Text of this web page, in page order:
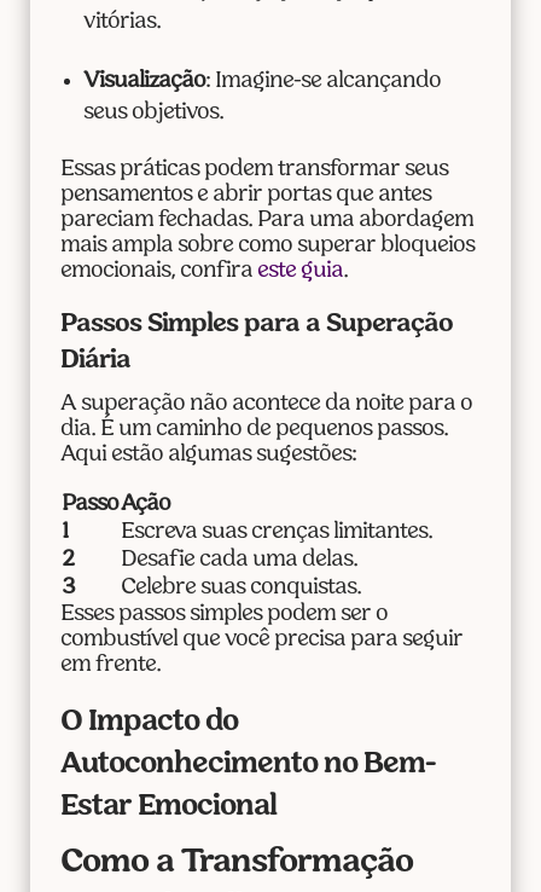
vitórias.
Visualização: Imagine-se alcançando
seus objetivos.
Essas práticas podem transformar seus
pensamentos e abrir portas que antes
pareciam fechadas. Para uma abordagem
mais ampla sobre como superar bloqueios
emocionais, confira este guia.
Passos Simples para a Superação
Diária
A superação não acontece da noite para o
dia. É um caminho de pequenos passos.
Aqui estão algumas sugestões:
PassoAção
1
Escreva suas crenças limitantes.
2
Desafie cada uma delas.
3
Celebre suas conquistas.
Esses passos simples podem ser o
combustível que você precisa para seguir
em frente.
O Impacto do
Autoconhecimento no Bem-
Estar Emocional
Como a Transformação